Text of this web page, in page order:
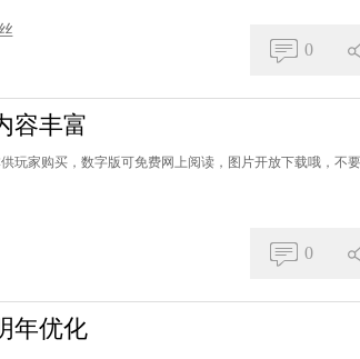
0
容丰富
玩家购买，数字版可免费网上阅读，图片开放下载哦，不
0
年优化